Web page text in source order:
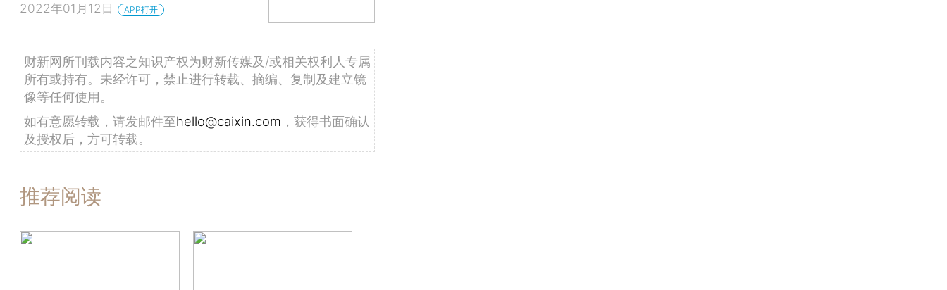
2022年01月12日 APP打开
财新网所刊载内容之知识产权为财新传媒及/或相关权利人专属
所有或持有。未经许可，禁止进行转载、摘编、复制及建立镜
像等任何使用。
如有意愿转载，请发邮件至hello@caixin.com ，获得书面确认
及授权后，方可转载。
推荐阅读